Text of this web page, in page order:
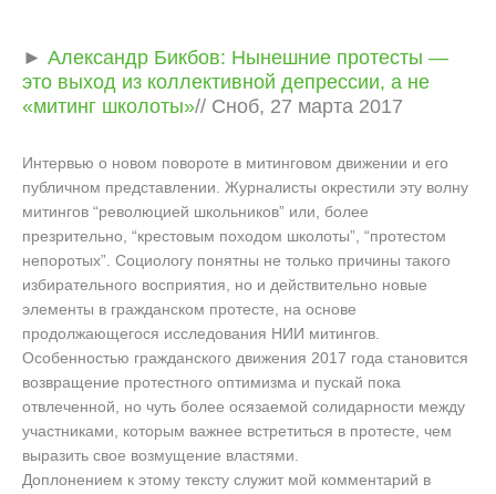
► Александр Бикбов: Нынешние протесты —
это выход из коллективной депрессии, а не
«митинг школоты»// Сноб, 27 марта 2017
Интервью о новом повороте в митинговом движении и его
публичном представлении. Журналисты окрестили эту волну
митингов “революцией школьников” или, более
презрительно, “крестовым походом школоты”, “протестом
непоротых”. Социологу понятны не только причины такого
избирательного восприятия, но и действительно новые
элементы в гражданском протесте, на основе
продолжающегося исследования НИИ митингов.
Особенностью гражданского движения 2017 года становится
возвращение протестного оптимизма и пускай пока
отвлеченной, но чуть более осязаемой солидарности между
участниками, которым важнее встретиться в протесте, чем
выразить свое возмущение властями.
Доплонением к этому тексту служит мой комментарий в